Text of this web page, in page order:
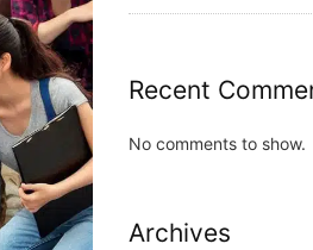
Recent
No comments to show.
Archives